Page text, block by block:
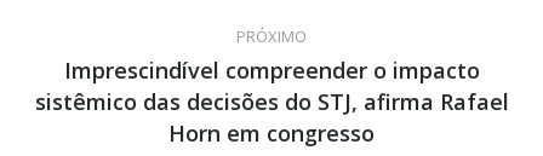
PRÓXIMO
Próximo
post:
Imprescindível compreender o impacto
sistêmico das decisões do STJ, afirma Rafael
Horn em congresso